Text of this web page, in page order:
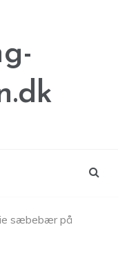
sæbebær på